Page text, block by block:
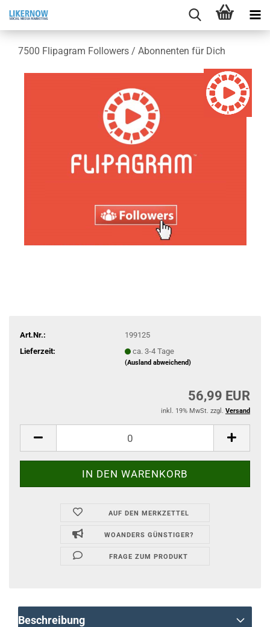
7500 Fli­pa­gram Fol­lowers / Abon­nen­ten für Dich
Art.Nr.:
199125
Lieferzeit:
ca. 3-4 Tage
(Ausland abweichend)
56,99 EUR
inkl. 19% MwSt. zzgl. Versand
AUF DEN MERKZETTEL
WOANDERS GÜNSTIGER?
FRAGE ZUM PRODUKT
Beschreibung